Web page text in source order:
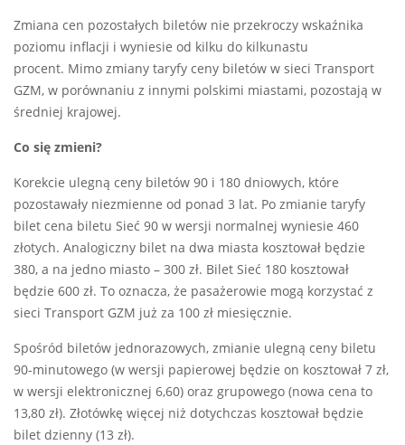
Zmiana cen pozostałych biletów nie przekroczy wskaźnika
poziomu inflacji i wyniesie od kilku do kilkunastu
procent. Mimo zmiany taryfy ceny biletów w sieci Transport
GZM, w porównaniu z innymi polskimi miastami, pozostają w
średniej krajowej.
Co się zmieni?
Korekcie ulegną ceny biletów 90 i 180 dniowych, które
pozostawały niezmienne od ponad 3 lat. Po zmianie taryfy
bilet cena biletu Sieć 90 w wersji normalnej wyniesie 460
złotych. Analogiczny bilet na dwa miasta kosztował będzie
380, a na jedno miasto – 300 zł. Bilet Sieć 180 kosztował
będzie 600 zł. To oznacza, że pasażerowie mogą korzystać z
sieci Transport GZM już za 100 zł miesięcznie.
Spośród biletów jednorazowych, zmianie ulegną ceny biletu
90-minutowego (w wersji papierowej będzie on kosztował 7 zł,
w wersji elektronicznej 6,60) oraz grupowego (nowa cena to
13,80 zł). Złotówkę więcej niż dotychczas kosztował będzie
bilet dzienny (13 zł).